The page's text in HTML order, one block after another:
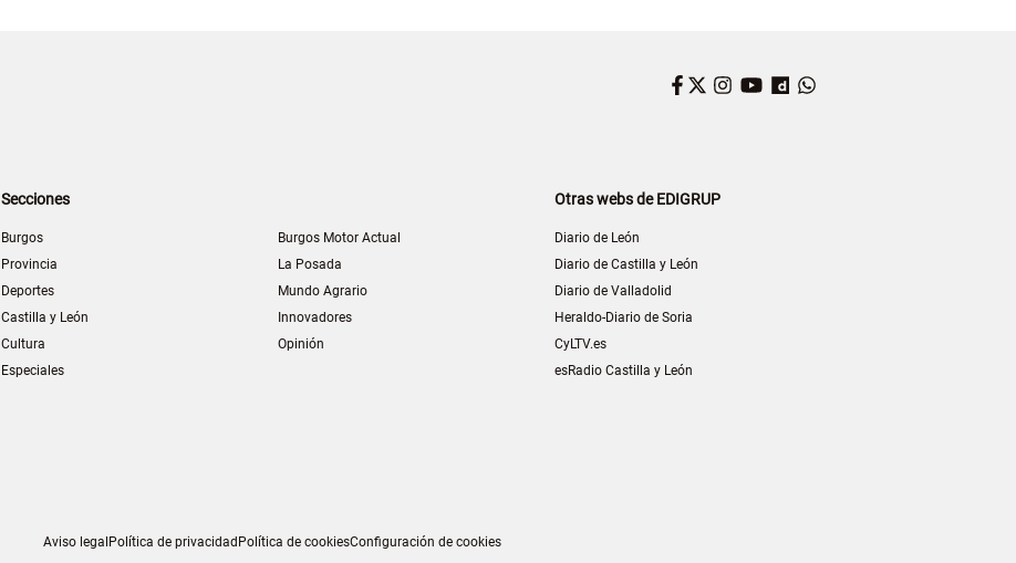
Facebook
Twitter
Instagram
YouTube
Dailymotion
Secciones
Burgos
Provincia
Deportes
Castilla y León
Cultura
Especiales
Burgos Motor Actual
La Posada
Mundo Agrario
Innovadores
Opinión
Otras webs de EDIGRUP
Diario de León
Diario de Castilla y León
Diario de Valladolid
Heraldo-Diario de Soria
CyLTV.es
esRadio Castilla y León
Aviso legal Política de privacidad Política de cookiesConfiguración de cookies